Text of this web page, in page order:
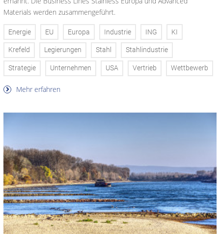
Materials werden zusammengeführt.
Energie EU Europa Industrie ING KI
Krefeld Legierungen Stahl Stahlindustrie
Strategie Unternehmen USA Vertrieb Wettbewerb
Mehr erfahren